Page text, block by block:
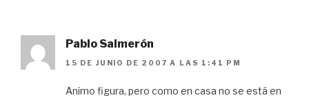
Pablo Salmerón
15 DE JUNIO DE 2007 A LAS 1:41 PM
Animo figura, pero como en casa no se está en